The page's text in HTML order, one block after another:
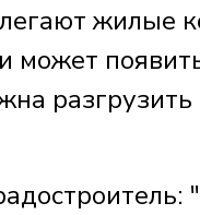
жилые
может